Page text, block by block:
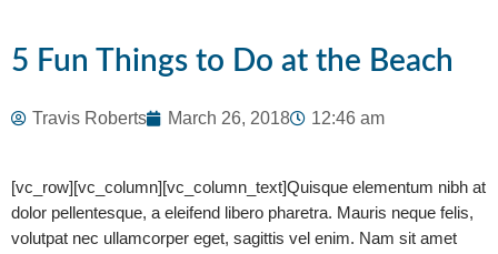
5 Fun Things to Do at the Beach
Travis Roberts March 26, 2018 12:46 am
[vc_row][vc_column][vc_column_text]Quisque elementum nibh at
dolor pellentesque, a eleifend libero pharetra. Mauris neque felis,
volutpat nec ullamcorper eget, sagittis vel enim. Nam sit amet